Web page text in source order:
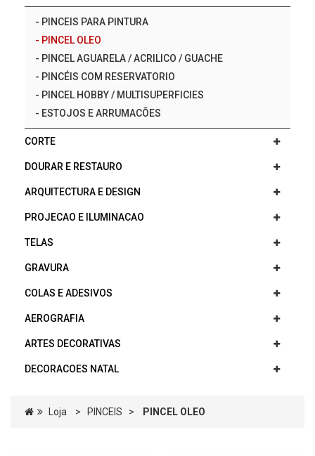
- PINCEIS PARA PINTURA
- PINCEL OLEO
- PINCEL AGUARELA / ACRILICO / GUACHE
- PINCÉIS COM RESERVATORIO
- PINCEL HOBBY / MULTISUPERFICIES
- ESTOJOS E ARRUMACÕES
CORTE
DOURAR E RESTAURO
ARQUITECTURA E DESIGN
PROJECAO E ILUMINACAO
TELAS
GRAVURA
COLAS E ADESIVOS
AEROGRAFIA
ARTES DECORATIVAS
DECORACOES NATAL
Loja > PINCEIS > PINCEL OLEO